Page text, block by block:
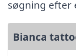
søgning efter
Bianca